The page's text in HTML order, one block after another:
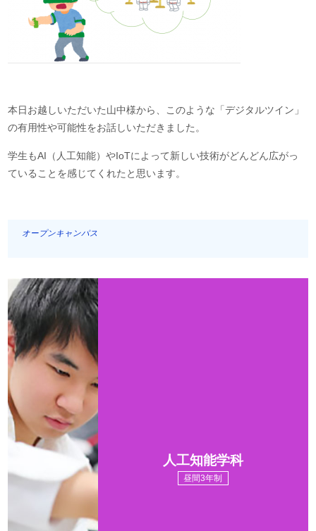
本日お越しいただいた山中様から、このような「デジタルツイン」
の有用性や可能性をお話しいただきました。
学生もAI（人工知能）やIoTによって新しい技術がどんどん広がっ
ていることを感じてくれたと思います。
オープンキャンパス
人工知能学科
昼間3年制